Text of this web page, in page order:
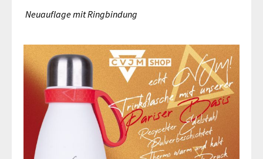
Neuauflage mit Ringbindung